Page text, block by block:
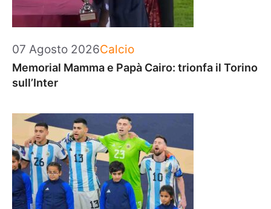
07 Agosto 2026Categorie
Calcio
Memorial Mamma e Papà Cairo: trionfa il Torino
sull’Inter